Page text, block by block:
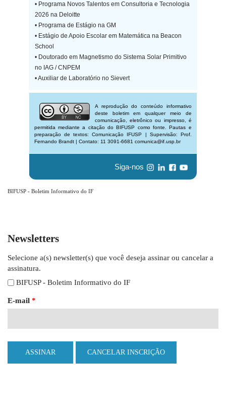
• Programa Novos Talentos em Consultoria e Tecnologia
2026 na Deloitte
• Programa de Estágio na GM
• Estágio de Apoio Escolar em Matemática na Beacon
School
• Doutorado em Magnetismo do Sistema Solar Primitivo
no IAG / CNPEM
• Auxiliar de Laboratório no Sievert
A reprodução do conteúdo informativo
deste boletim em qualquer meio de
comunicação, eletrônico ou impresso, é
permitida mediante a citação do BIFUSP como fonte. Pautas e
preparação de textos: Comunicação IFUSP | Supervisão: Prof.
Fernando Brandt | Contato: 11 3091-6681 comunica@if.usp.br
Siga-nos
BIFUSP - Boletim Informativo do IF
Newsletters
Selecione a(s) newsletter(s) que você deseja assinar ou cancelar a
assinatura.
BIFUSP - Boletim Informativo do IF
E-mail *